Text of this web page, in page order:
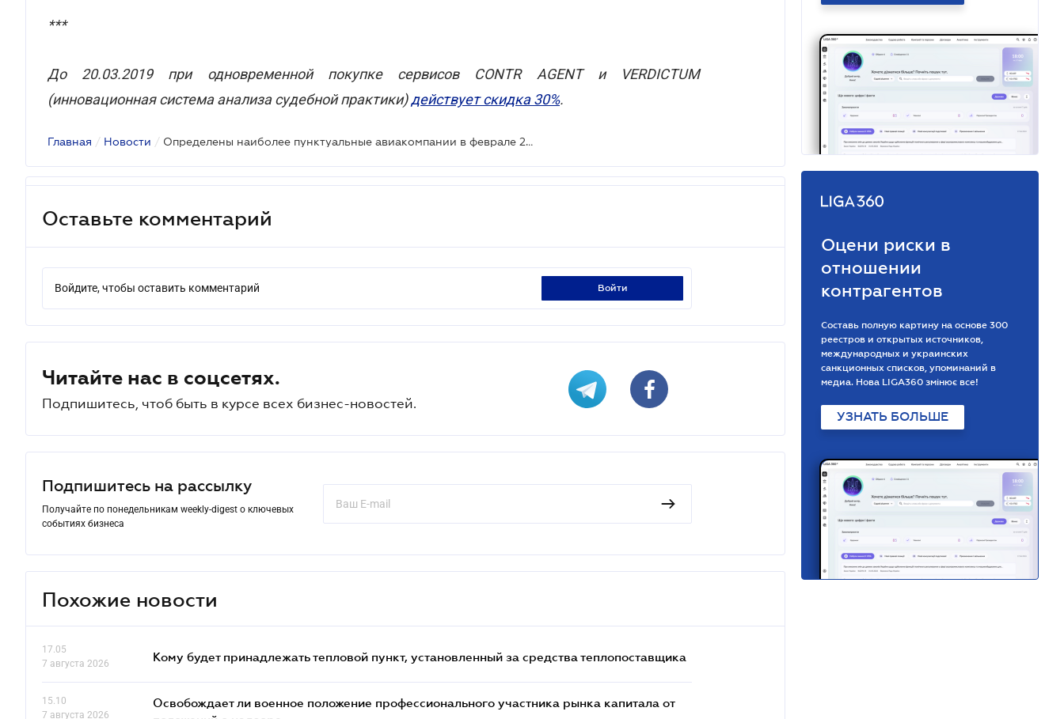
***
До 20.03.2019 при одновременной покупке сервисов CONTR AGENT и VERDICTUM
(инновационная система анализа судебной практики)действует скидка 30%.
Главная / Новости / Определены наиболее пунктуальные авиакомпании в феврале 2019
Оставьте комментарий
Войдите, чтобы оставить комментарий войти
Читайте нас в соцсетях.
Подпишитесь, чтоб быть в курсе всех бизнес-новостей.
Подпишитесь на рассылку
Получайте по понедельникам weekly-digest о ключевых
событиях бизнеса
Похожие новости
17.05
7 августа 2026
Кому будет принадлежать тепловой пункт, установленный за средства теплопоставщика
15.10
7 августа 2026
Освобождает ли военное положение профессионального участника рынка капитала от
Оцени риски в
отношении
контрагентов
Составь полную картину на основе 300
реестров и открытых источников,
международных и украинских
санкционных списков, упоминаний в
медиа. Нова LIGA360 змінює все!
УЗНАТЬ БОЛЬШЕ